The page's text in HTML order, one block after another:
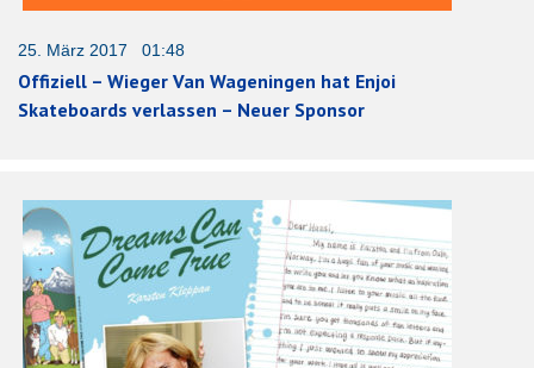
25. März 2017 01:48
Offiziell – Wieger Van Wageningen hat Enjoi
Skateboards verlassen – Neuer Sponsor